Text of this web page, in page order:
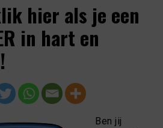
hier als je een
in hart en
Ben jij